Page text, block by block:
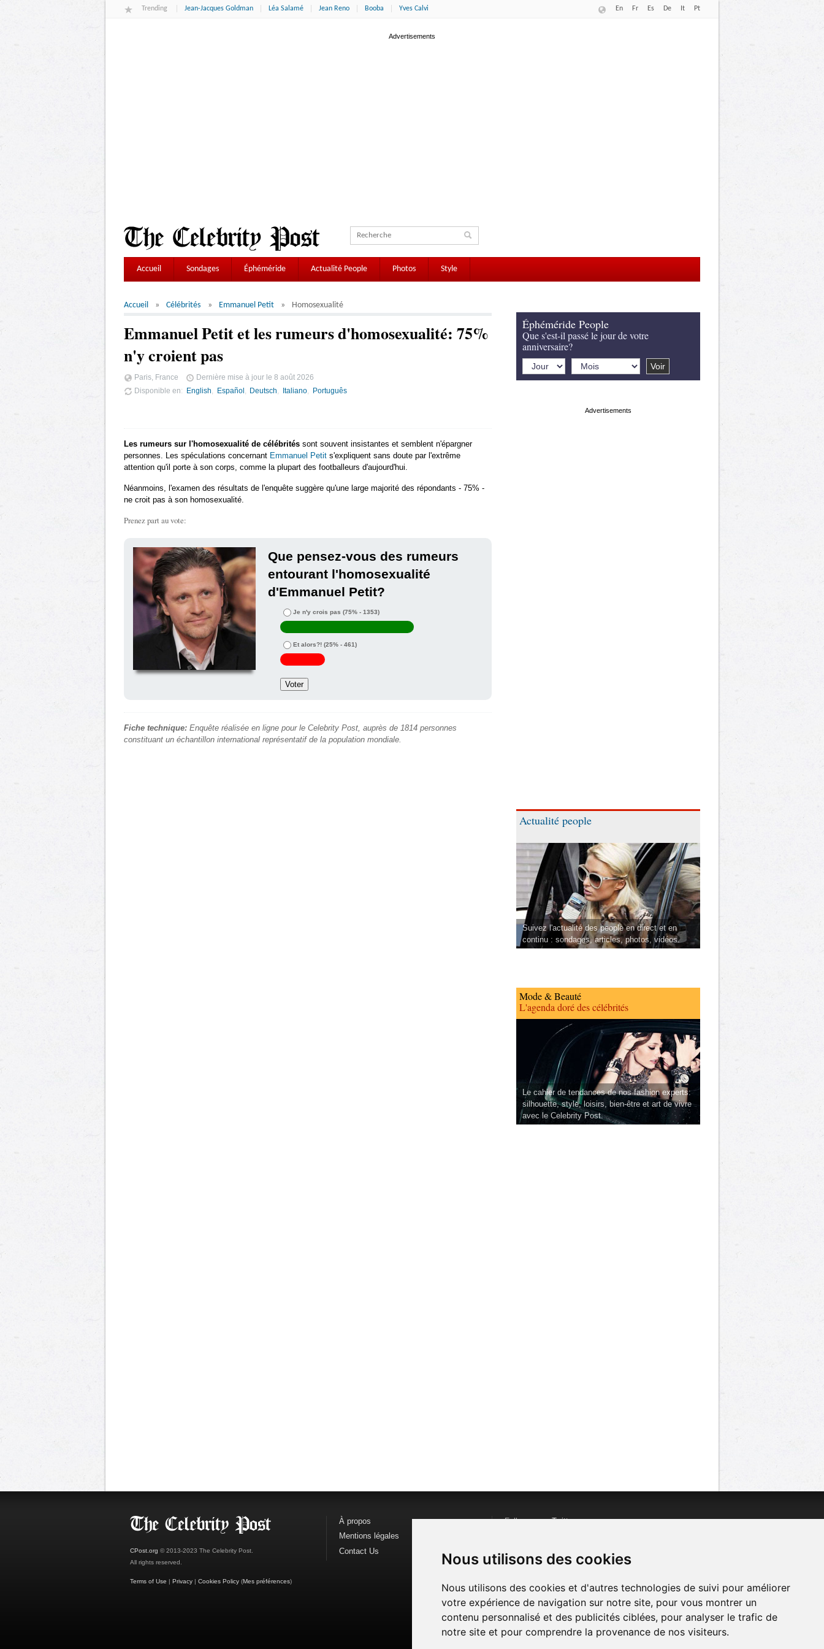
Nous utilisons des cookies
Nous utilisons des cookies et d'autres technologies de suivi pour améliorer
votre expérience de navigation sur notre site, pour vous montrer un
contenu personnalisé et des publicités ciblées, pour analyser le trafic de
notre site et pour comprendre la provenance de nos visiteurs.
Trending Jean-Jacques Goldman Léa Salamé Jean Reno Booba Yves Calvi En Fr Es De It Pt
Accueil Sondages Éphéméride Actualité People Photos Style
Accueil Célébrités Emmanuel Petit Homosexualité
Emmanuel Petit et les rumeurs d'homosexualité: 75%
n'y croient pas
Paris, France Dernière mise à jour le 8 août 2026
Disponible en
English Español Deutsch Italiano Português
Les rumeurs sur l'homosexualité de célébrités sont souvent insistantes et semblent n'épargner
personnes. Les spéculations concernant Emmanuel Petit s'expliquent sans doute par l'extrême
attention qu'il porte à son corps, comme la plupart des footballeurs d'aujourd'hui.
Néanmoins, l'examen des résultats de l'enquête suggère qu'une large majorité des répondants - 75% -
ne croit pas à son homosexualité.
Prenez part au vote:
Que pensez-vous des rumeurs
entourant l'homosexualité
d'Emmanuel Petit?
Je n'y crois pas (75% - 1353)
Et alors?! (25% - 461)
Fiche technique: Enquête réalisée en ligne pour le Celebrity Post, auprès de 1814 personnes
constituant un échantillon international représentatif de la population mondiale.
Éphéméride People
Que s'est-il passé le jour de votre
anniversaire?
Actualité people
Suivez l'actualité des people en direct et en
continu : sondages, articles, photos, vidéos.
Mode & Beauté
L'agenda doré des célébrités
Le cahier de tendances de nos fashion experts:
silhouette, style, loisirs, bien-être et art de vivre
avec le Celebrity Post.
CPost.org © 2013-2023 The Celebrity Post.
All rights reserved.
Terms of Use | Privacy | Cookies Policy (Mes préférences)
À propos
Mentions légales
Contact Us
Follow us onTwitter
Watch us on